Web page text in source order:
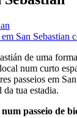
San Sebastian
de uma
num curto
passeios em
tua estadia.
passeio de